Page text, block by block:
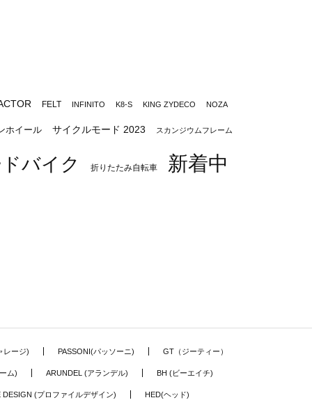
FELT INFINITO K8-S KING ZYDECO NOZA
ホイール サイクルモード 2023 スカンジウムフレーム
バイク 折りたたみ自転車 新着中
レージ) PASSONI(パッソーニ) GT（ジーティー）
ム) ARUNDEL (アランデル) BH (ビーエイチ)
DESIGN (プロファイルデザイン) HED(ヘッド)